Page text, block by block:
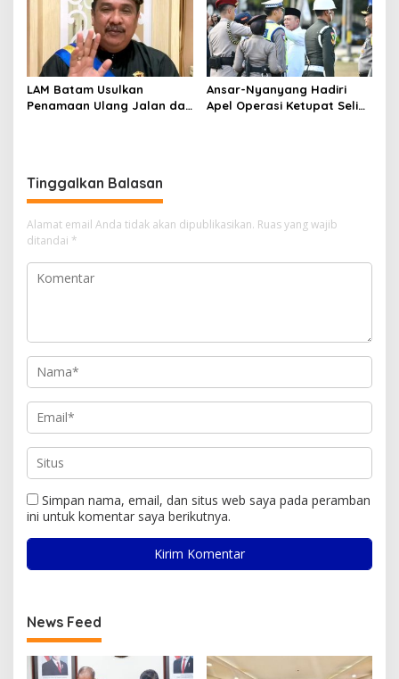
LAM Batam Usulkan
Penamaan Ulang Jalan dan
Ansar-Nyanyang Hadiri
Apel Operasi Ketupat Seligi
Tinggalkan Balasan
Alamat email Anda tidak akan dipublikasikan. Ruas yang wajib
ditandai *
Simpan nama, email, dan situs web saya pada peramban
ini untuk komentar saya berikutnya.
News Feed